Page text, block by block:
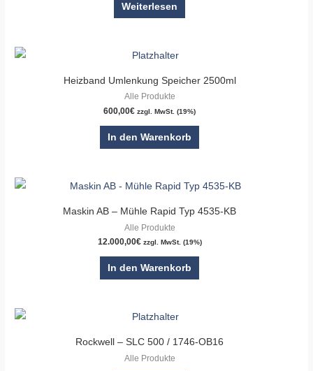
Weiterlesen
Heizband Umlenkung Speicher 2500ml
Alle Produkte
600,00€ zzgl. MwSt. (19%)
In den Warenkorb
Maskin AB – Mühle Rapid Typ 4535-KB
Alle Produkte
12.000,00€ zzgl. MwSt. (19%)
In den Warenkorb
Rockwell – SLC 500 / 1746-OB16
Alle Produkte